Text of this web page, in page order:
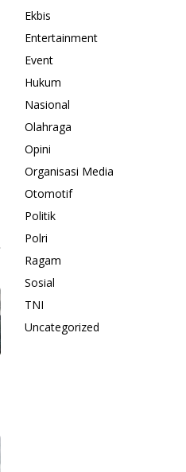
Ekbis
Entertainment
Event
Hukum
Nasional
Olahraga
Opini
Organisasi Media
Otomotif
Politik
Polri
Ragam
Sosial
TNI
Uncategorized